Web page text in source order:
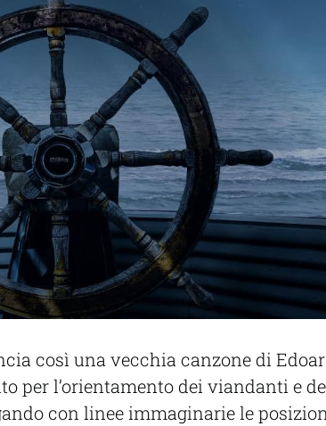
così una vecchia canzone di
per l’orientamento dei viandanti e
con linee immaginarie le